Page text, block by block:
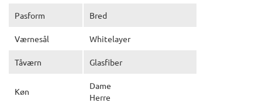
Pasform Bred
Værnesål Whitelayer
Tåværn Glasfiber
Køn
Dame
Herre